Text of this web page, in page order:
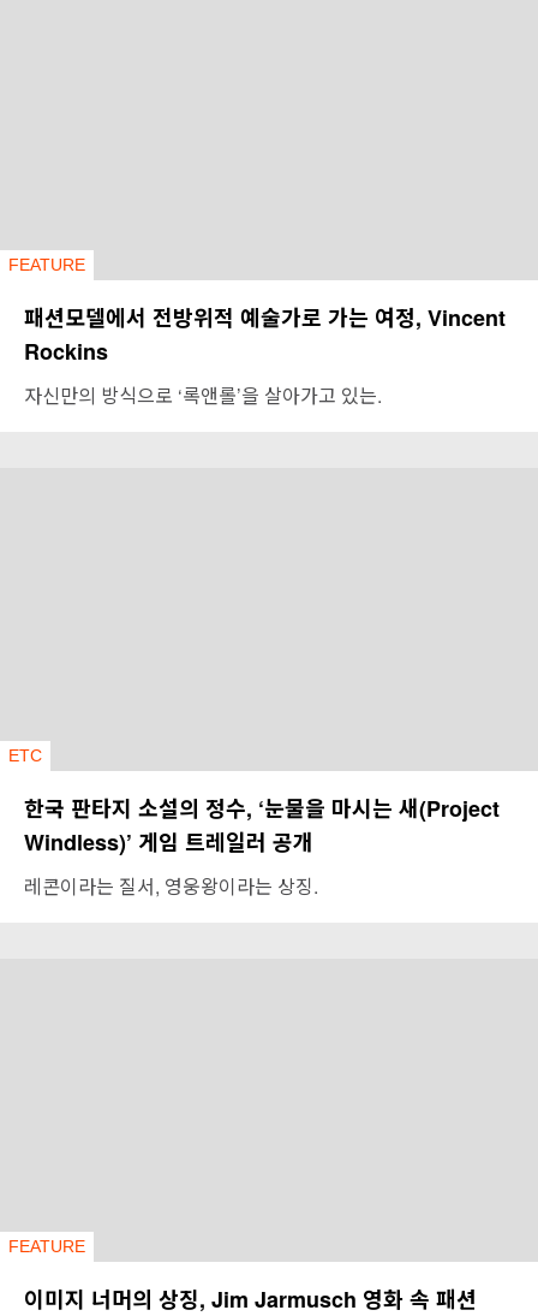
FEATURE
패션모델에서 전방위적 예술가로 가는 여정, Vincent
Rockins
자신만의 방식으로 ‘록앤롤’을 살아가고 있는.
ETC
한국 판타지 소설의 정수, ‘눈물을 마시는 새(Project
Windless)’ 게임 트레일러 공개
레콘이라는 질서, 영웅왕이라는 상징.
FEATURE
이미지 너머의 상징, Jim Jarmusch 영화 속 패션